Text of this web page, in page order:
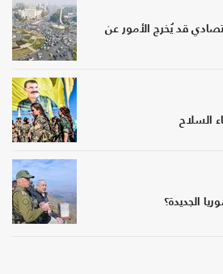
قد يُخرج الأمور عن
السلاح
الجديدة؟